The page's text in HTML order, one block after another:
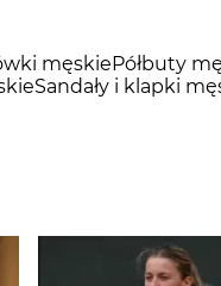
męskiePółbuty
Sandały i klapki